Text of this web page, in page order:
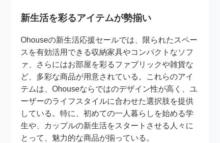
新生活を彩るアイテムが勢揃い
Ohouseの新生活応援セールでは、限られたスペー
スを有効活用できる収納家具やコンパクトなソフ
ァ、さらにはお部屋を彩るファブリックや雑貨な
ど、多彩な商品が用意されている。これらのアイ
テムは、Ohouseならではのデザイン性が高く、ユ
ーザーのライフスタイルに合わせた選択肢を提供
している。特に、初めての一人暮らしを始める学
生や、カップルの新生活をスタートさせる人々に
とって、魅力的な商品が揃っている。